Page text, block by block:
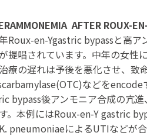
AFTER ROUX-
Roux-en-Ygastric bypassと高ア
提唱されています。中年の女性
療の遅れは予後を悪化させ、
などをencode
bypass後アンモニア合成の亢
。本例にはRoux-en-Y gastric
pneumoniaeによるUTIなどが